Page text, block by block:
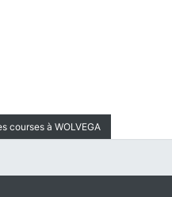
courses à WOLVEGA